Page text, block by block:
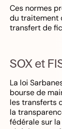
Ces normes
du traitement
transfert de
SOX et
La loi
bourse de
les transferts
la
fédérale sur